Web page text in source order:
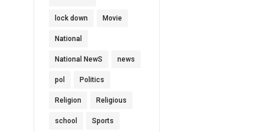
lock down Movie
National
National NewS news
pol Politics
Religion Religious
school Sports